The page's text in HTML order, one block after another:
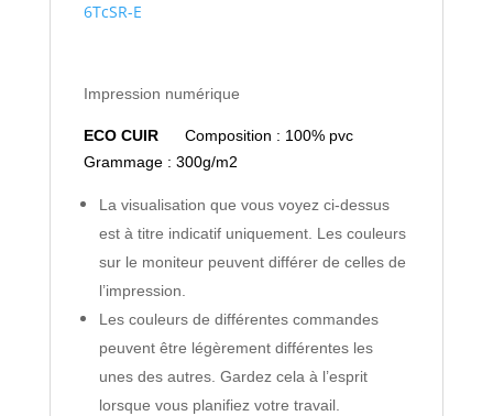
6TcSR-E
Impression numérique
ECO CUIR Composition : 100% pvc
Grammage : 300g/m2
La visualisation que vous voyez ci-dessus
est à titre indicatif uniquement. Les couleurs
sur le moniteur peuvent différer de celles de
l’impression.
Les couleurs de différentes commandes
peuvent être légèrement différentes les
unes des autres. Gardez cela à l’esprit
lorsque vous planifiez votre travail.